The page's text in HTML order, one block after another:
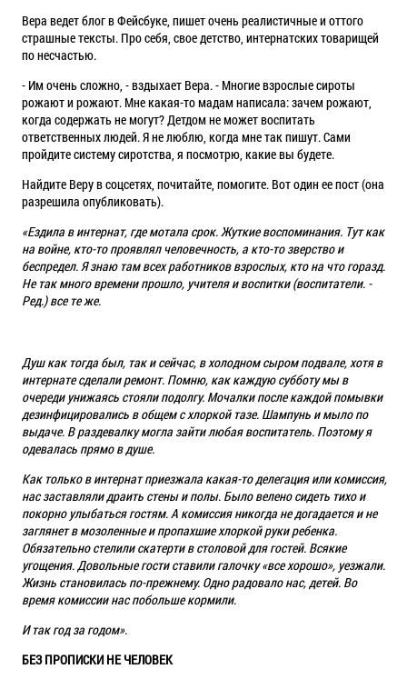
Вера ведет блог в Фейсбуке, пишет очень реалистичные и оттого
страшные тексты. Про себя, свое детство, интернатских товарищей
по несчастью.
- Им очень сложно, - вздыхает Вера. - Многие взрослые сироты
рожают и рожают. Мне какая-то мадам написала: зачем рожают,
когда содержать не могут? Детдом не может воспитать
ответственных людей. Я не люблю, когда мне так пишут. Сами
пройдите систему сиротства, я посмотрю, какие вы будете.
Найдите Веру в соцсетях, почитайте, помогите. Вот один ее пост (она
разрешила опубликовать).
«Ездила в интернат, где мотала срок. Жуткие воспоминания. Тут как
на войне, кто-то проявлял человечность, а кто-то зверство и
беспредел. Я знаю там всех работников взрослых, кто на что горазд.
Не так много времени прошло, учителя и воспитки (воспитатели. -
Ред.) все те же.
Душ как тогда был, так и сейчас, в холодном сыром подвале, хотя в
интернате сделали ремонт. Помню, как каждую субботу мы в
очереди унижаясь стояли подолгу. Мочалки после каждой помывки
дезинфицировались в общем с хлоркой тазе. Шампунь и мыло по
выдаче. В раздевалку могла зайти любая воспитатель. Поэтому я
одевалась прямо в душе.
Как только в интернат приезжала какая-то делегация или комиссия,
нас заставляли драить стены и полы. Было велено сидеть тихо и
покорно улыбаться гостям. А комиссия никогда не догадается и не
заглянет в мозоленные и пропахшие хлоркой руки ребенка.
Обязательно стелили скатерти в столовой для гостей. Всякие
угощения. Довольные гости ставили галочку «все хорошо», уезжали.
Жизнь становилась по-прежнему. Одно радовало нас, детей. Во
время комиссии нас побольше кормили.
И так год за годом».
БЕЗ ПРОПИСКИ НЕ ЧЕЛОВЕК